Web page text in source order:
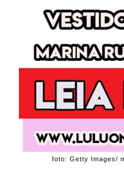
foto: Getty Images/